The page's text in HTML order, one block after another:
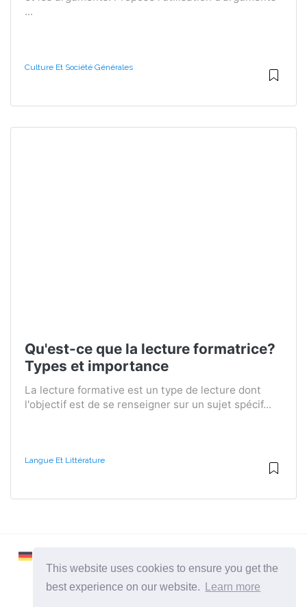
This website uses cookies to ensure you get the
best experience on our website.
Learn more
...
Culture Et Société Générales
Qu'est-ce que la lecture formatrice?
Types et importance
La lecture formative est un type de lecture dont
l'objectif est de se renseigner sur un sujet spécif...
Langue Et Littérature